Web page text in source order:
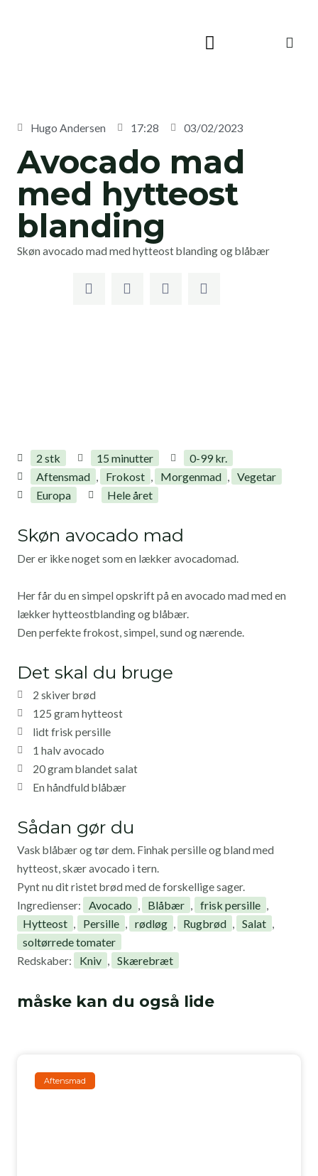
Hugo Andersen 17:28 03/02/2023
Avocado mad
med hytteost
blanding
Skøn avocado mad med hytteost blanding og blåbær
2 stk 15 minutter
0-99 kr.
Aftensmad , Frokost , Morgenmad ,
Vegetar
Europa
Hele året
Skøn avocado mad
Der er ikke noget som en lækker avocadomad.
Her får du en simpel opskrift på en avocado mad med en
lækker hytteostblanding og blåbær.
Den perfekte frokost, simpel, sund og nærende.
Det skal du bruge
2 skiver brød
125 gram hytteost
lidt frisk persille
1 halv avocado
20 gram blandet salat
En håndfuld blåbær
Sådan gør du
Vask blåbær og tør dem. Finhak persille ogbland med
hytteost, skær avocado i tern.
Pynt nu dit ristet brød med de forskellige sager.
Ingredienser:
Avocado , Blåbær , frisk persille ,
Hytteost , Persille , rødløg , Rugbrød , Salat ,
soltørrede tomater
Redskaber: Kniv , Skærebræt
måske kan du også lide
Aftensmad